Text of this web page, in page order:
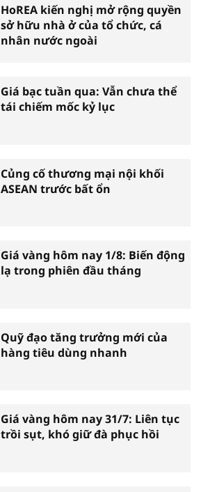
HoREA kiến nghị mở rộng quyền
sở hữu nhà ở của tổ chức, cá
nhân nước ngoài
Giá bạc tuần qua: Vẫn chưa thể
tái chiếm mốc kỷ lục
Củng cố thương mại nội khối
ASEAN trước bất ổn
Giá vàng hôm nay 1/8: Biến động
lạ trong phiên đầu tháng
Quỹ đạo tăng trưởng mới của
hàng tiêu dùng nhanh
Giá vàng hôm nay 31/7: Liên tục
trồi sụt, khó giữ đà phục hồi